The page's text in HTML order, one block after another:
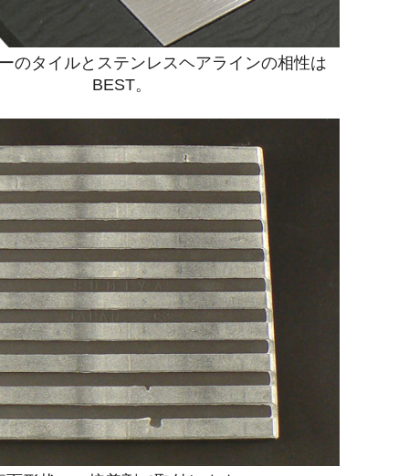
のタイルとステンレスヘアラインの相性は
BEST。